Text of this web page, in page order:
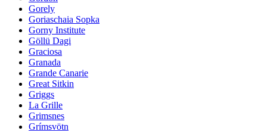
Gorely
Goriaschaia Sopka
Gorny Institute
Göllü Dagi
Graciosa
Granada
Grande Canarie
Great Sitkin
Griggs
La Grille
Grimsnes
Grímsvötn